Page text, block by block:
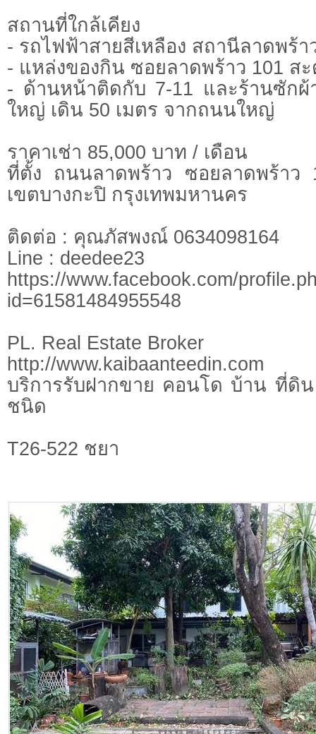
สถานที่ใกล้เคียง
- รถไฟฟ้าสายสีเหลือง สถานีลาดพร้า
- แหล่งของกิน ซอยลาดพร้าว 101 ส
- ด้านหน้าติดกับ 7-11 และร้านซัก
ใหญ่ เดิน 50 เมตร จากถนนใหญ่
ราคาเช่า 85,000 บาท / เดือน
ที่ตั้ง ถนนลาดพร้าว ซอยลาดพร้าว
เขตบางกะปิ กรุงเทพมหานคร
ติดต่อ : คุณภัสพงณ์ 0634098164
Line : deedee23
https://www.facebook.com/
id=61581484955548
PL. Real Estate Broker
http://www.kaibaanteedin.com
บริการรับฝากขาย คอนโด บ้าน ที่ดิ
ชนิด
T26-522 ชยา